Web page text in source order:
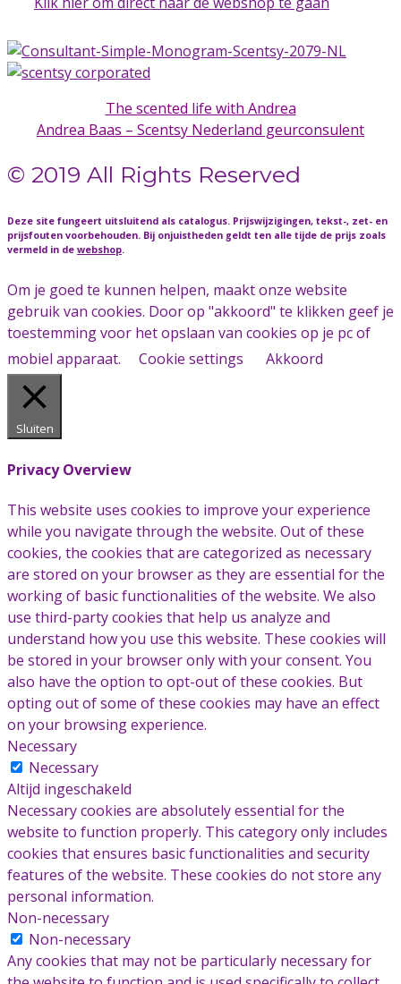
The scented life with Andrea
Andrea Baas – Scentsy Nederland geurconsulent
© 2019 All Rights Reserved
Deze site fungeert uitsluitend als catalogus. Prijswijzigingen, tekst-, zet- en
prijsfouten voorbehouden. Bij onjuistheden geldt ten alle tijde de prijs zoals
vermeld in de webshop.
Om je goed te kunnen helpen, maakt onze website
gebruik van cookies. Door op "akkoord" te klikken geef je
toestemming voor het opslaan van cookies op je pc of
mobiel apparaat.
Cookie settings Akkoord
Sluiten
Privacy Overview
This website uses cookies to improve your experience
while you navigate through the website. Out of these
cookies, the cookies that are categorized as necessary
are stored on your browser as they are essential for the
working of basic functionalities of the website. We also
use third-party cookies that help us analyze and
understand how you use this website. These cookies will
be stored in your browser only with your consent. You
also have the option to opt-out of these cookies. But
opting out of some of these cookies may have an effect
on your browsing experience.
Necessary
Necessary
Altijd ingeschakeld
Necessary cookies are absolutely essential for the
website to function properly. This category only includes
cookies that ensures basic functionalities and security
features of the website. These cookies do not store any
personal information.
Non-necessary
Non-necessary
Any cookies that may not be particularly necessary for